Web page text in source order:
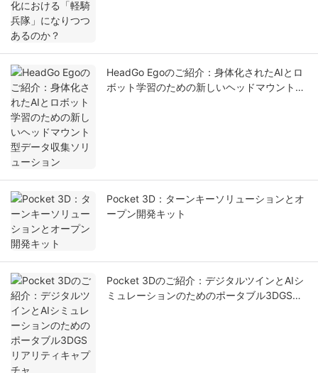
HeadGo Egoのご紹介：身体化されたAIとロ
ボット学習のための新しいヘッドマウント型
Pocket 3D：ターンキーソリューションとオ
ープン開発キット
Pocket 3Dのご紹介：デジタルツインとAIシ
ミュレーションのためのポータブル3DGSリ